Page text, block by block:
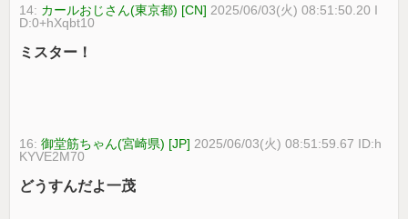
14: カールおじさん(東京都) [CN] 2025/06/03(火) 08:51:50.20 I
D:0+hXqbt10
ミスター！
16:御堂筋ちゃん(宮崎県) [JP] 2025/06/03(火) 08:51:59.67 ID:h
KYVE2M70
どうすんだよ一茂